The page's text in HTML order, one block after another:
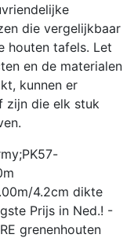
die vergelijkbaar
houten tafels. Let
en de materialen
kunnen er
zijn die elk stuk
4.2cm dikte
Prijs in Ned.! -
grenenhouten